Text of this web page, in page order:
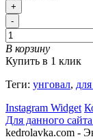
+
-
В корзину
Купить в 1 клик
Теги: унговал,
Instagram Widget
Для данного
kedrolavka.com -